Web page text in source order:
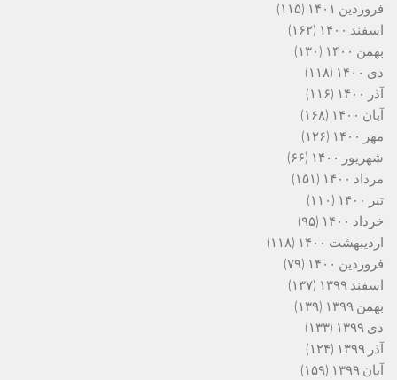
فروردین ۱۴۰۱
(۱۱۵)
اسفند ۱۴۰۰
(۱۶۲)
بهمن ۱۴۰۰
(۱۳۰)
دی ۱۴۰۰
(۱۱۸)
آذر ۱۴۰۰
(۱۱۶)
آبان ۱۴۰۰
(۱۶۸)
مهر ۱۴۰۰
(۱۲۶)
شهریور ۱۴۰۰
(۶۶)
مرداد ۱۴۰۰
(۱۵۱)
تیر ۱۴۰۰
(۱۱۰)
خرداد ۱۴۰۰
(۹۵)
اردیبهشت ۱۴۰۰
(۱۱۸)
فروردین ۱۴۰۰
(۷۹)
اسفند ۱۳۹۹
(۱۳۷)
بهمن ۱۳۹۹
(۱۳۹)
دی ۱۳۹۹
(۱۳۳)
آذر ۱۳۹۹
(۱۲۴)
آبان ۱۳۹۹
(۱۵۹)